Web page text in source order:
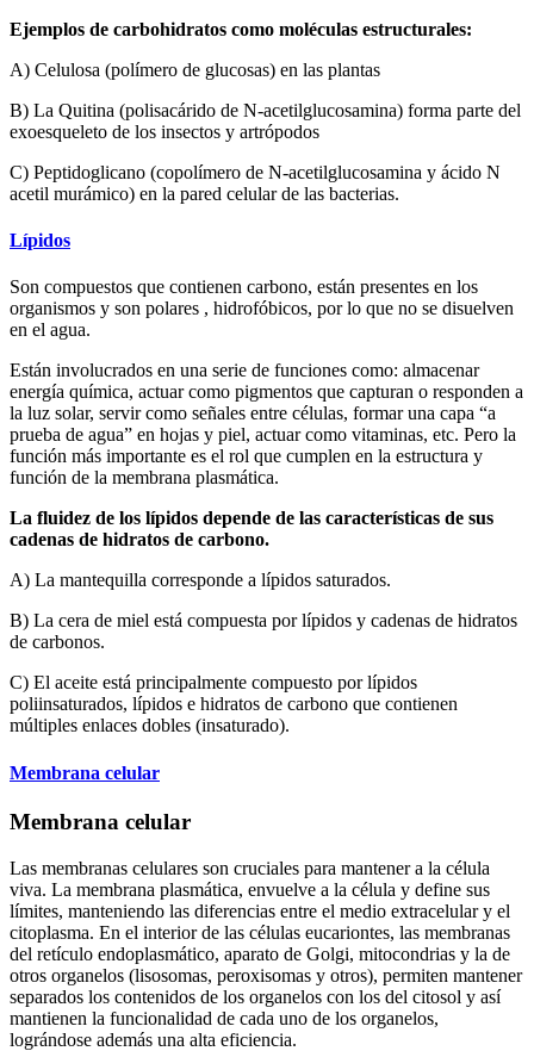
Ejemplos de carbohidratos como moléculas estructurales:
A) Celulosa (polímero de glucosas) en las plantas
B) La Quitina (polisacárido de N-acetilglucosamina) forma parte del
exoesqueleto de los insectos y artrópodos
C) Peptidoglicano (copolímero de N-acetilglucosamina y ácido N
acetil murámico) en la pared celular de las bacterias.
Lípidos
Son compuestos que contienen carbono, están presentes en los
organismos y son polares , hidrofóbicos, por lo que no se disuelven
en el agua.
Están involucrados en una serie de funciones como: almacenar
energía química, actuar como pigmentos que capturan o responden a
la luz solar, servir como señales entre células, formar una capa “a
prueba de agua” en hojas y piel, actuar como vitaminas, etc. Pero la
función más importante es el rol que cumplen en la estructura y
función de la membrana plasmática.
La fluidez de los lípidos depende de las características de sus
cadenas de hidratos de carbono.
A) La mantequilla corresponde a lípidos saturados.
B) La cera de miel está compuesta por lípidos y cadenas de hidratos
de carbonos.
C) El aceite está principalmente compuesto por lípidos
poliinsaturados, lípidos e hidratos de carbono que contienen
múltiples enlaces dobles (insaturado).
Membrana celular
Membrana celular
Las membranas celulares son cruciales para mantener a la célula
viva. La membrana plasmática, envuelve a la célula y define sus
límites, manteniendo las diferencias entre el medio extracelular y el
citoplasma. En el interior de las células eucariontes, las membranas
del retículo endoplasmático, aparato de Golgi, mitocondrias y la de
otros organelos (lisosomas, peroxisomas y otros), permiten mantener
separados los contenidos de los organelos con los del citosol y así
mantienen la funcionalidad de cada uno de los organelos,
lográndose además una alta eficiencia.